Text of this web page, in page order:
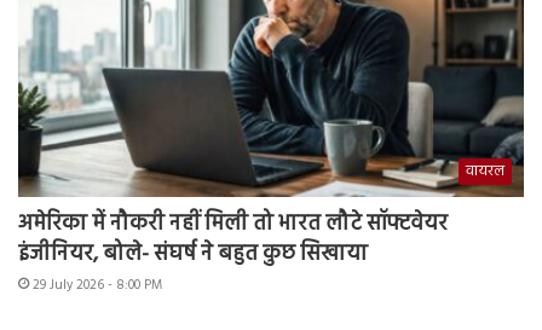
वायरल
अमेरिका में नौकरी नहीं मिली तो भारत लौटे सॉफ्टवेयर
इंजीनियर, बोले- संघर्ष ने बहुत कुछ सिखाया
29 July 2026 - 8:00 PM